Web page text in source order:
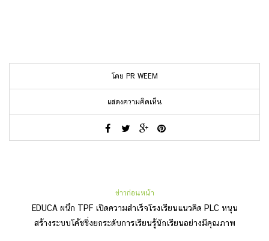
โดย PR WEEM
แสดงความคิดเห็น
ข่าวก่อนหน้า
EDUCA ผนึก TPF เปิดความสำเร็จโรงเรียนแนวคิด PLC หนุน
สร้างระบบโค้ชชิ่งยกระดับการเรียนรู้นักเรียนอย่างมีคุณภาพ